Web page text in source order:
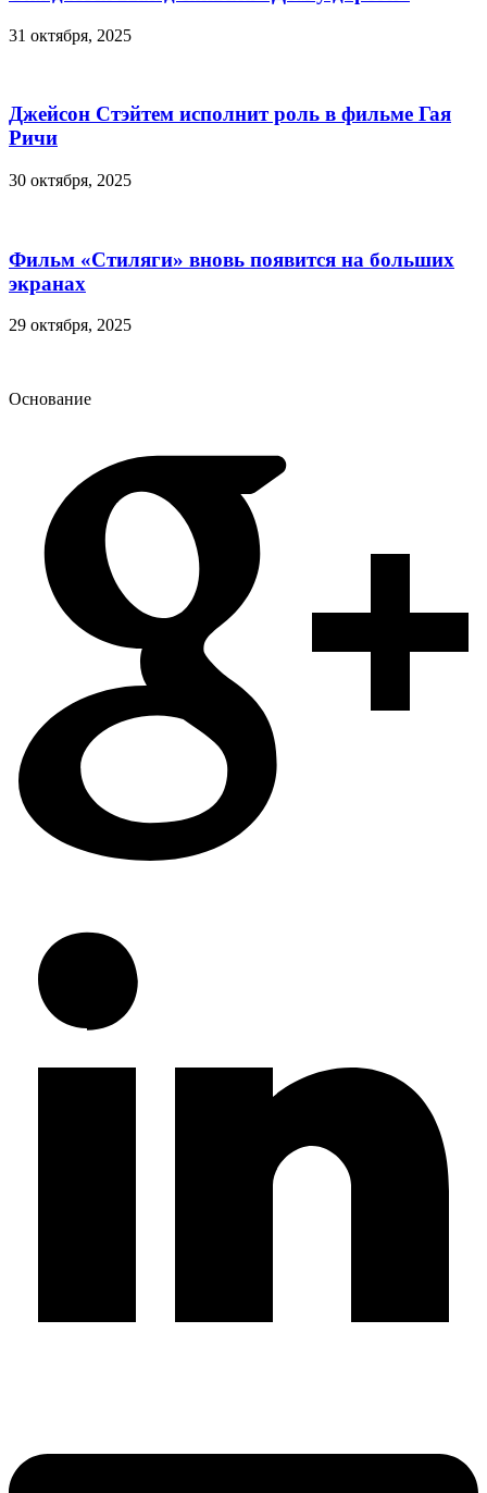
31 октября, 2025
Джейсон Стэйтем исполнит роль в фильме Гая
Ричи
30 октября, 2025
Фильм «Стиляги» вновь появится на больших
экранах
29 октября, 2025
Основание